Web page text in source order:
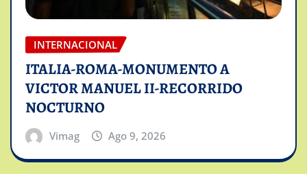
INTERNACIONAL
ITALIA-ROMA-MONUMENTO A
VICTOR MANUEL II-RECORRIDO
NOCTURNO
Vimag Ago 9, 2026